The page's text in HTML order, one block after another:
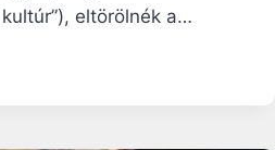
eltörölnék a…